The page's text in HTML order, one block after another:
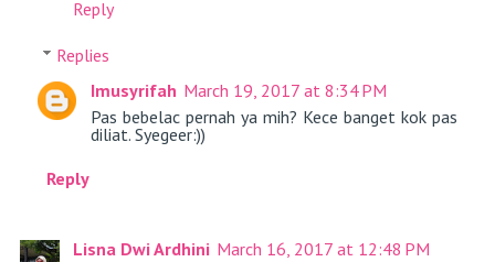
Reply
Replies
Imusyrifah March 19, 2017 at 8:34 PM
Pas bebelac pernah ya mih? Kece banget kok pas
diliat. Syegeer:))
Reply
Lisna Dwi Ardhini March 16, 2017 at 12:48 PM